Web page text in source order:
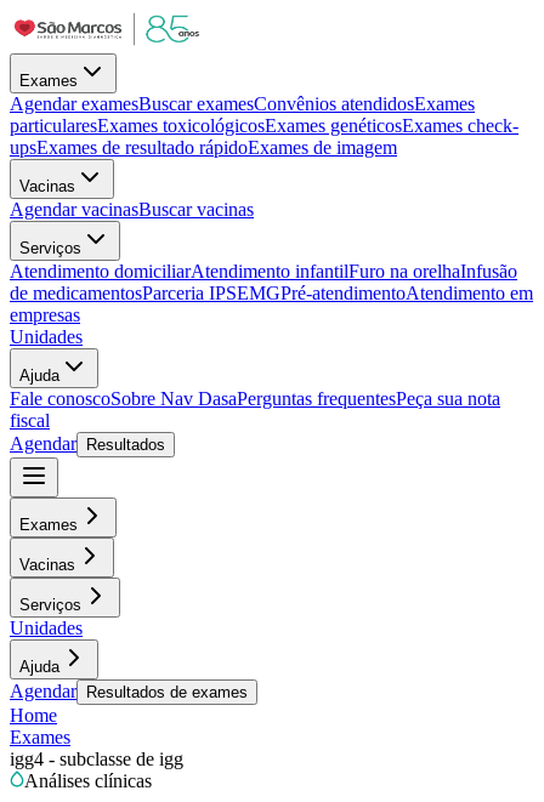
Exames
Agendar examesBuscar examesConvênios atendidosExames
particularesExames toxicológicosExames genéticosExames check-
upsExames de resultado rápidoExames de imagem
Vacinas
Agendar vacinasBuscar vacinas
Serviços
Atendimento domiciliarAtendimento infantilFuro na orelhaInfusão
de medicamentosParceria IPSEMGPré-atendimentoAtendimento em
empresas
Unidades
Ajuda
Fale conoscoSobre Nav DasaPerguntas frequentesPeça sua nota
fiscal
Agendar
Resultados
Exames
Vacinas
Serviços
Unidades
Ajuda
Agendar Resultados de exames
Home
Exames
igg4 - subclasse de igg
Análises clínicas